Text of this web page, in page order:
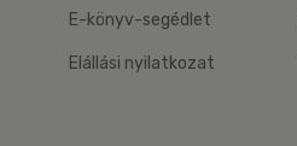
E-könyv-segédlet
Elállási nyilatkozat